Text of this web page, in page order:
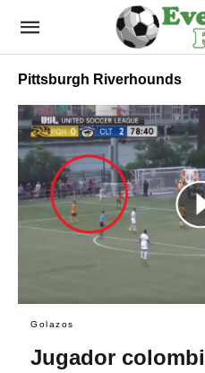
Pittsburgh Riverhounds
Golazos
Jugador